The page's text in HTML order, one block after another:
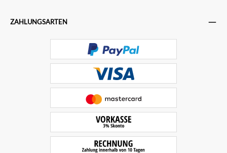
ZAHLUNGSARTEN